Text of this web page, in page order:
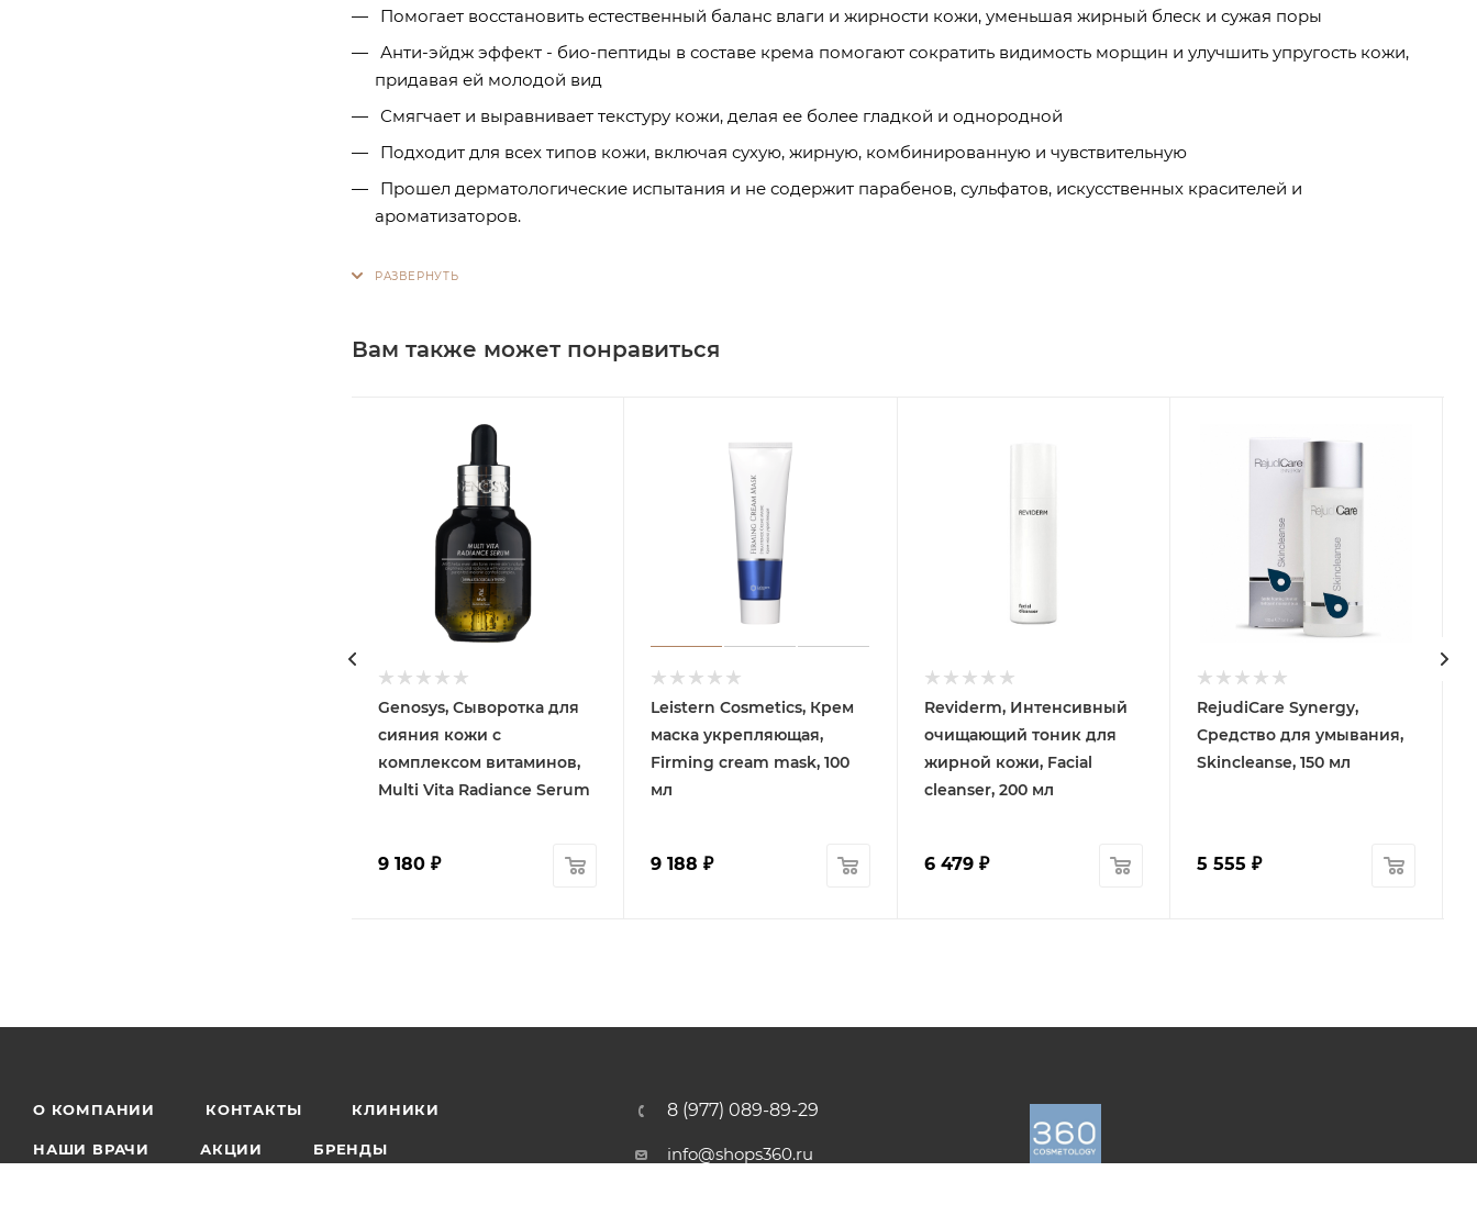
Помогает восстановить естественный баланс влаги и жирности кожи, уменьшая жирный блеск и сужая поры
Анти-эйдж эффект - био-пептиды в составе крема помогают сократить видимость морщин и улучшить упругость кожи,
придавая ей молодой вид
Смягчает и выравнивает текстуру кожи, делая ее более гладкой и однородной
Подходит для всех типов кожи, включая сухую, жирную, комбинированную и чувствительную
Прошел дерматологические испытания и не содержит парабенов, сульфатов, искусственных красителей и
ароматизаторов.
Вам также может понравиться
Genosys, Сыворотка для
сияния кожи с
комплексом витаминов,
Multi Vita Radiance Serum
9 180 ₽
Leistern Cosmetics, Крем
маска укрепляющая,
Firming cream mask, 100
мл
9 188 ₽
Reviderm, Интенсивный
очищающий тоник для
жирной кожи, Facial
cleanser, 200 мл
6 479₽
RejudiCare Synergy,
Средство для умывания,
Skincleanse, 150 мл
5 555 ₽
О КОМПАНИИ КОНТАКТЫ КЛИНИКИ
НАШИ ВРАЧИ АКЦИИ БРЕНДЫ
8 (977) 089-89-29
info@shops360.ru